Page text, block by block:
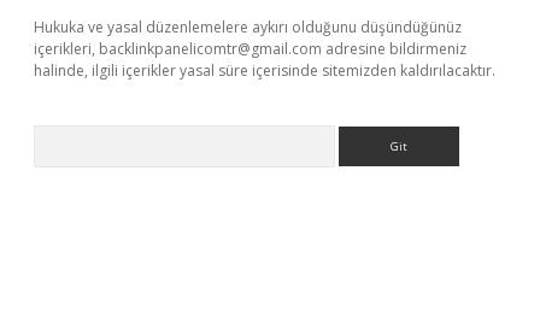
Hukuka ve yasal düzenlemelere aykırı olduğunu düşündüğünüz
içerikleri, backlinkpanelicomtr@gmail.com adresine bildirmeniz
halinde, ilgili içerikler yasal süre içerisinde sitemizden kaldırılacaktır.